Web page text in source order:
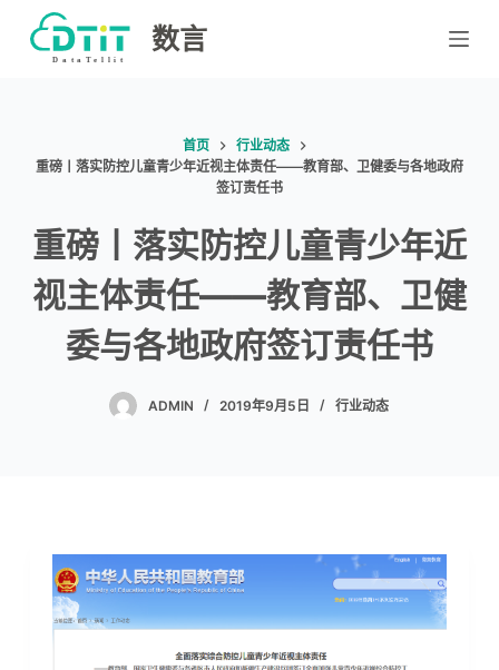
跳
过
数言
首页
行业动态
重磅丨落实防控儿童青少年近视主体责任——教育部、卫健委与各地政府
签订责任书
重磅丨落实防控儿童青少年近
视主体责任——教育部、卫健
委与各地政府签订责任书
ADMIN 2019年9月5日 行业动态